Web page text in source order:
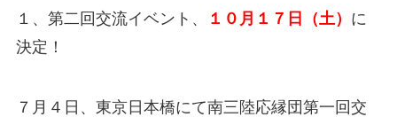
１、第二回交流イベント、 １０月１７日（土） に
決定！
７月４日、東京日本橋にて南三陸応縁団第一回交